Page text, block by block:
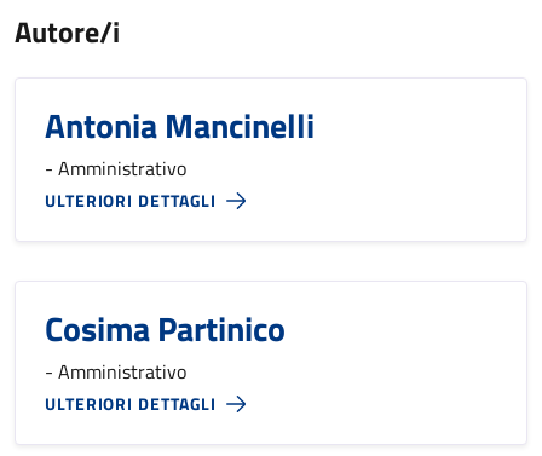
Autore/i
Antonia Mancinelli
- Amministrativo
ULTERIORI DETTAGLI
Cosima Partinico
- Amministrativo
ULTERIORI DETTAGLI